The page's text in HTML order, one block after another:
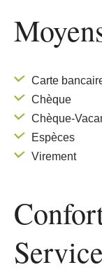
Carte
Chèque
Chèque-
Espèces
Virement